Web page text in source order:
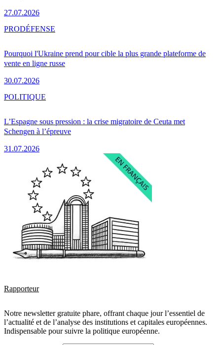
27.07.2026
Pourquoi l'Ukraine prend pour cible la plus grande plateforme de
vente en ligne russe
30.07.2026
PRODÉFENSE
L’Espagne sous pression : la crise migratoire de Ceuta met
Schengen à l’épreuve
31.07.2026
POLITIQUE
Rapporteur
Notre newsletter gratuite phare, offrant chaque jour l’essentiel de
l’actualité et de l’analyse des institutions et capitales européennes.
Indispensable pour suivre la politique européenne.